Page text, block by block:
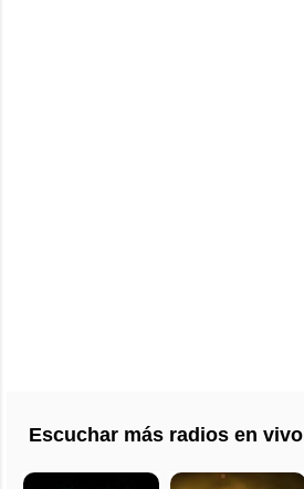
Escuchar más radios en vivo